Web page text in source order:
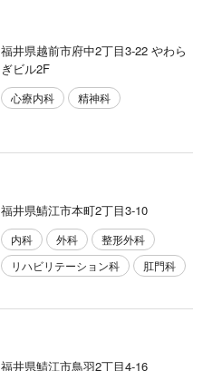
福井県越前市府中2丁目3‐22 やわら
ぎビル2F
心療内科 精神科
福井県鯖江市本町2丁目3-10
内科 外科
整形外科
リハビリテーション科
肛門科
福井県鯖江市鳥羽2丁目4-16